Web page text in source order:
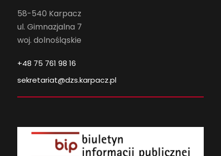
58-540 Karpacz
ul. Gimnazjalna 7
woj. dolnośląskie
+48 75 761 98 16
sekretariat@dzs.karpacz.pl